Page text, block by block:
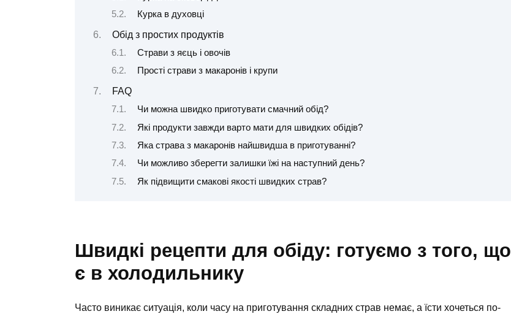
Курка в духовці
Обід з простих продуктів
Страви з яєць і овочів
Прості страви з макаронів і крупи
FAQ
Чи можна швидко приготувати смачний обід?
Які продукти завжди варто мати для швидких обідів?
Яка страва з макаронів найшвидша в приготуванні?
Чи можливо зберегти залишки їжі на наступний день?
Як підвищити смакові якості швидких страв?
Швидкі рецепти для обіду: готуємо з того, що
є в холодильнику
Часто виникає ситуація, коли часу на приготування складних страв немає, а їсти хочеться по-